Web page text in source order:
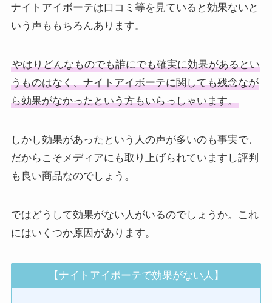
ナイトアイボーテは口コミ等を見ていると効果ないと
いう声ももちろんあります。
やはりどんなものでも誰にでも確実に効果があるとい
うものはなく、ナイトアイボーテに関しても残念なが
ら効果がなかったという方もいらっしゃいます。
しかし効果があったという人の声が多いのも事実で、
だからこそメディアにも取り上げられていますし評判
も良い商品なのでしょう。
ではどうして効果がない人がいるのでしょうか。これ
にはいくつか原因があります。
【ナイトアイボーテで効果がない人】